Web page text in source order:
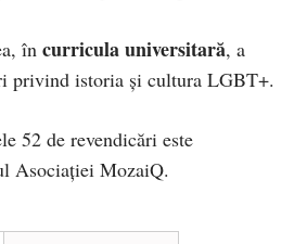
în curricula universitară, a
privind istoria și cultura LGBT+.
52 de revendicări este
Asociației MozaiQ.